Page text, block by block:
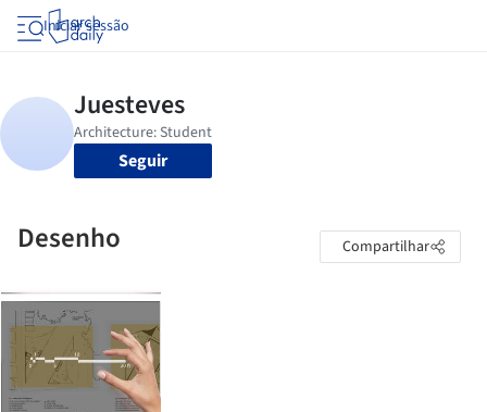
Iniciar sessão
Seguir
Desenho Compartilhar